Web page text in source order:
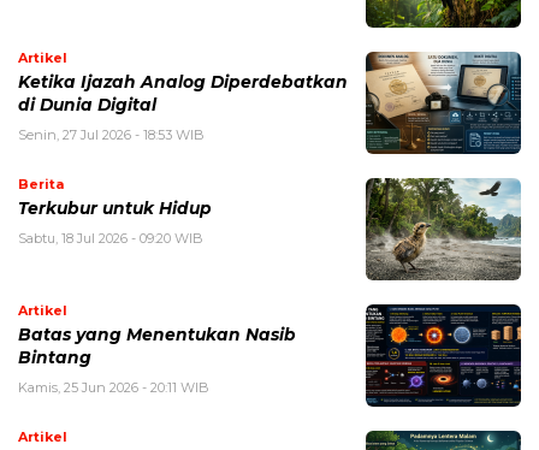
Artikel
Ketika Ijazah Analog Diperdebatkan
di Dunia Digital
Senin, 27 Jul 2026 - 18:53 WIB
Berita
Terkubur untuk Hidup
Sabtu, 18 Jul 2026 - 09:20 WIB
Artikel
Batas yang Menentukan Nasib
Bintang
Kamis, 25 Jun 2026 - 20:11 WIB
Artikel